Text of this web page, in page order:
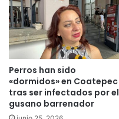
Perros han sido
«dormidos» en Coatepec
tras ser infectados por el
gusano barrenador